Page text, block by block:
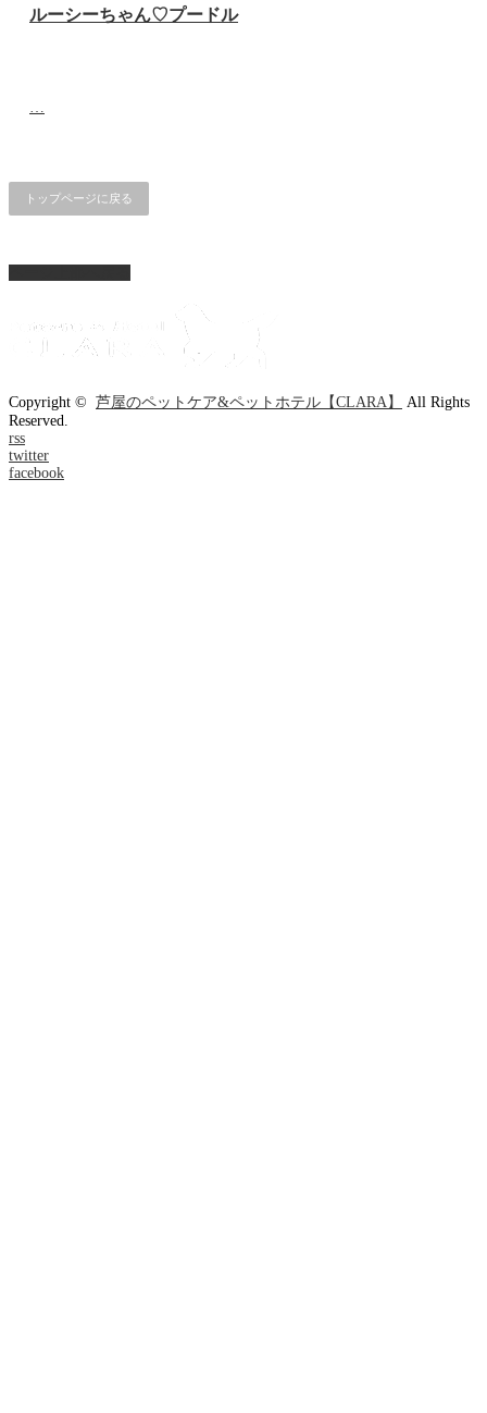
ルーシーちゃん♡‬プードル
…
トップページに戻る
Copyright © 芦屋のペットケア&ペットホテル【CLARA】
All Rights
Reserved.
rss
twitter
facebook